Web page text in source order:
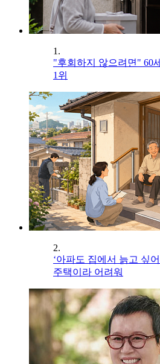
1.
"후회하지 않으려면" 60
1위
2.
‘아파도 집에서 늙고 싶
주택이라 어려워